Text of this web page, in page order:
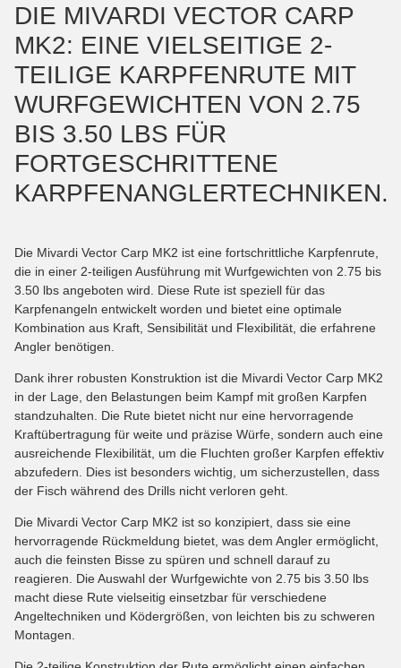
DIE MIVARDI VECTOR CARP
MK2: EINE VIELSEITIGE 2-
TEILIGE KARPFENRUTE MIT
WURFGEWICHTEN VON 2.75
BIS 3.50 LBS FÜR
FORTGESCHRITTENE
KARPFENANGLERTECHNIKEN.
Die Mivardi Vector Carp MK2 ist eine fortschrittliche Karpfenrute,
die in einer 2-teiligen Ausführung mit Wurfgewichten von 2.75 bis
3.50 lbs angeboten wird. Diese Rute ist speziell für das
Karpfenangeln entwickelt worden und bietet eine optimale
Kombination aus Kraft, Sensibilität und Flexibilität, die erfahrene
Angler benötigen.
Dank ihrer robusten Konstruktion ist die Mivardi Vector Carp MK2
in der Lage, den Belastungen beim Kampf mit großen Karpfen
standzuhalten. Die Rute bietet nicht nur eine hervorragende
Kraftübertragung für weite und präzise Würfe, sondern auch eine
ausreichende Flexibilität, um die Fluchten großer Karpfen effektiv
abzufedern. Dies ist besonders wichtig, um sicherzustellen, dass
der Fisch während des Drills nicht verloren geht.
Die Mivardi Vector Carp MK2 ist so konzipiert, dass sie eine
hervorragende Rückmeldung bietet, was dem Angler ermöglicht,
auch die feinsten Bisse zu spüren und schnell darauf zu
reagieren. Die Auswahl der Wurfgewichte von 2.75 bis 3.50 lbs
macht diese Rute vielseitig einsetzbar für verschiedene
Angeltechniken und Ködergrößen, von leichten bis zu schweren
Montagen.